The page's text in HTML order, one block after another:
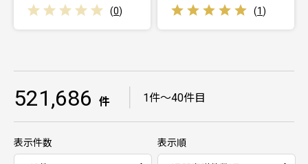
(0) (1)
521,686 件 1件～40件目
表示件数 表示順